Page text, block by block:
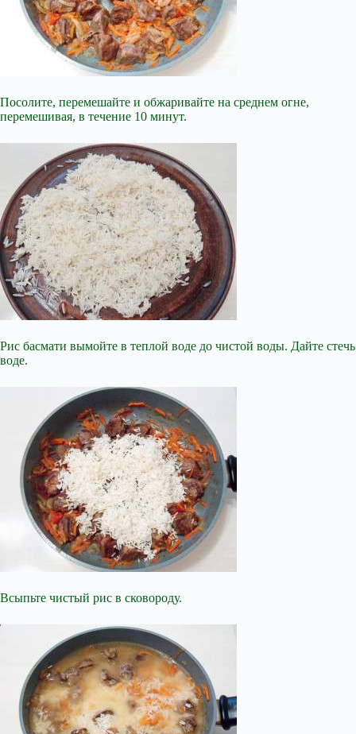
Посолите, перемешайте и обжаривайте на среднем огне,
перемешивая, в течение 10 минут.
Рис басмати вымойте в теплой воде до чистой воды. Дайте стечь
воде.
Всыпьте чистый рис в сковороду.